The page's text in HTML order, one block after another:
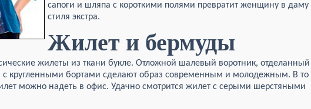
сапоги и шляпа с короткими полями превратит женщину в даму
стиля экстра.
Жилет и бермуды
жилеты из ткани букле. Отложной шалевый воротник, отделанный
с кругленными бортами сделают образ современным и молодежным. В то
можно надеть в офис. Удачно смотрится жилет с серыми шерстяными